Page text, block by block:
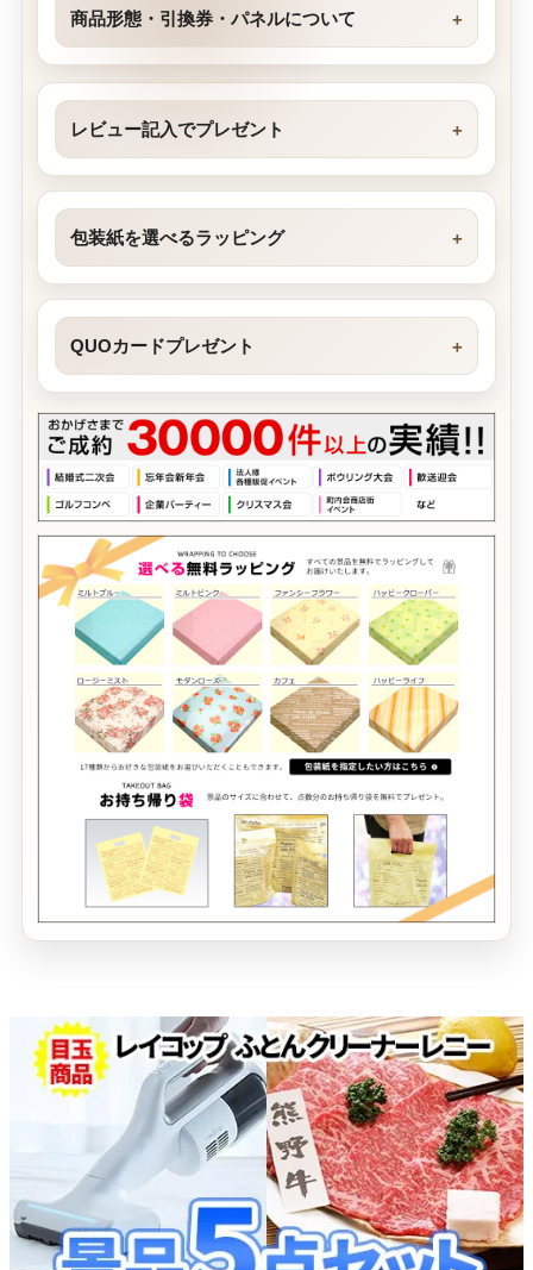
商品形態・引換券・パネルについて
レビュー記入でプレゼント
包装紙を選べるラッピング
QUOカードプレゼント